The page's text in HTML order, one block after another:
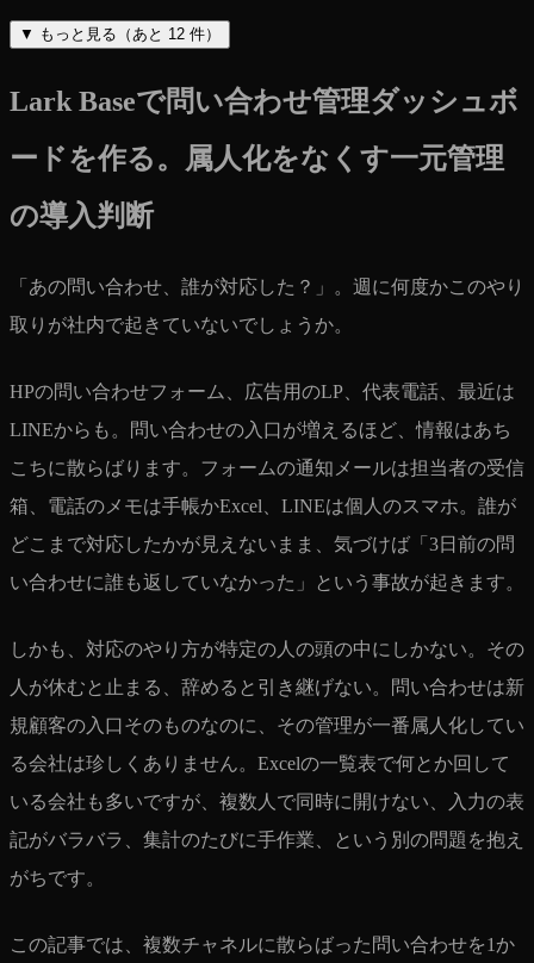
▼ もっと見る（あと 12 件）
Lark Baseで問い合わせ管理ダッシュボ
ードを作る。属人化をなくす一元管理
の導入判断
「あの問い合わせ、誰が対応した？」。週に何度かこのやり
取りが社内で起きていないでしょうか。
HPの問い合わせフォーム、広告用のLP、代表電話、最近は
LINEからも。問い合わせの入口が増えるほど、情報はあち
こちに散らばります。フォームの通知メールは担当者の受信
箱、電話のメモは手帳かExcel、LINEは個人のスマホ。誰が
どこまで対応したかが見えないまま、気づけば「3日前の問
い合わせに誰も返していなかった」という事故が起きます。
しかも、対応のやり方が特定の人の頭の中にしかない。その
人が休むと止まる、辞めると引き継げない。問い合わせは新
規顧客の入口そのものなのに、その管理が一番属人化してい
る会社は珍しくありません。Excelの一覧表で何とか回して
いる会社も多いですが、複数人で同時に開けない、入力の表
記がバラバラ、集計のたびに手作業、という別の問題を抱え
がちです。
この記事では、複数チャネルに散らばった問い合わせを1か